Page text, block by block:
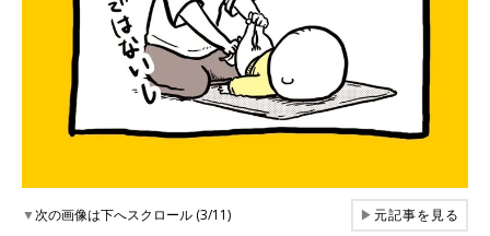
▼次の画像は下へスクロール (3/11) ▶元記事を見る